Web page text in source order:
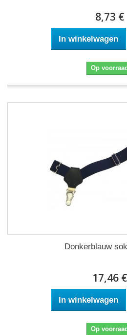
8,73 €
In winkelwagen
Op
Donkerblauw
17,46 €
In winkelwagen
Op